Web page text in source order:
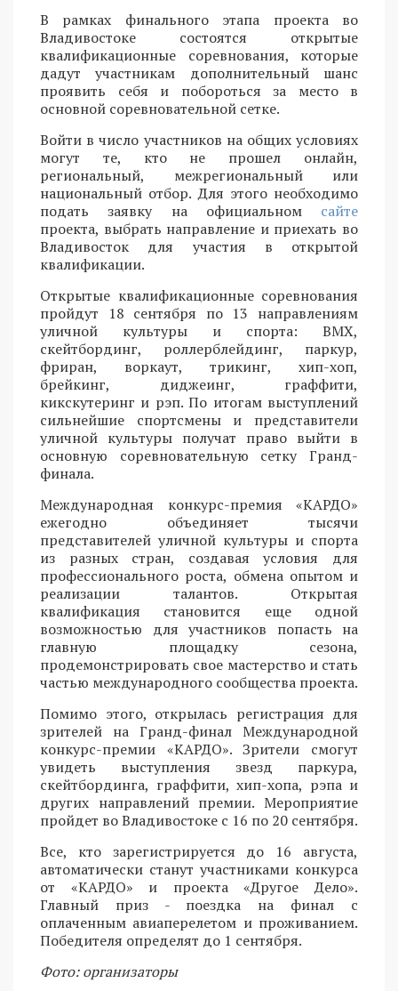
В рамках финального этапа проекта во
Владивостоке состоятся открытые
квалификационные соревнования, которые
дадут участникам дополнительный шанс
проявить себя и побороться за место в
основной соревновательной сетке.
Войти в число участников на общих условиях
могут те, кто не прошел онлайн,
региональный, межрегиональный или
национальный отбор. Для этого необходимо
подать заявку на официальном сайте
проекта, выбрать направление и приехать во
Владивосток для участия в открытой
квалификации.
Открытые квалификационные соревнования
пройдут 18 сентября по 13 направлениям
уличной культуры и спорта: BMX,
скейтбординг, роллерблейдинг, паркур,
фриран, воркаут, трикинг, хип-хоп,
брейкинг, диджеинг, граффити,
кикскутеринг и рэп. По итогам выступлений
сильнейшие спортсмены и представители
уличной культуры получат право выйти в
основную соревновательную сетку Гранд-
финала.
Международная конкурс-премия «КАРДО»
ежегодно объединяет тысячи
представителей уличной культуры и спорта
из разных стран, создавая условия для
профессионального роста, обмена опытом и
реализации талантов. Открытая
квалификация становится еще одной
возможностью для участников попасть на
главную площадку сезона,
продемонстрировать свое мастерство и стать
частью международного сообщества проекта.
Помимо этого, открылась регистрация для
зрителей на Гранд-финал Международной
конкурс-премии «КАРДО». Зрители смогут
увидеть выступления звезд паркура,
скейтбординга, граффити, хип-хопа, рэпа и
других направлений премии. Мероприятие
пройдет во Владивостоке с 16 по 20 сентября.
Все, кто зарегистрируется до 16 августа,
автоматически станут участниками конкурса
от «КАРДО» и проекта «Другое Дело».
Главный приз - поездка на финал с
оплаченным авиаперелетом и проживанием.
Победителя определят до 1 сентября.
Фото: организаторы